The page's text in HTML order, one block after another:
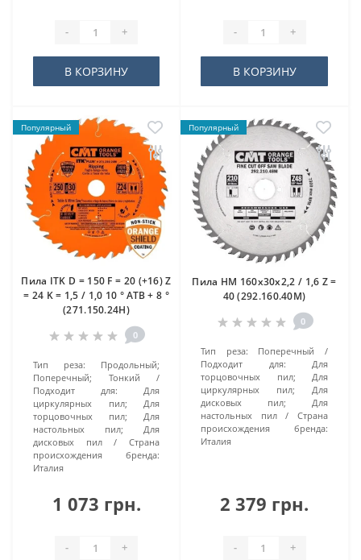
- +
В КОРЗИНУ
- +
В КОРЗИНУ
Популярный
Пила ITK D = 150 F = 20 (+16) Z
= 24 K = 1,5 / 1,0 10 ° ATB + 8 °
(271.150.24H)
0
Тип реза:
Продольный;
Поперечный; Тонкий
Подходит для:
Для
циркулярных пил; Для
торцовочных пил; Для
настольных пил; Для
дисковых пил
Страна
происхождения бренда:
Италия
1 073 грн.
- +
Популярный
Пила HM 160x30x2,2 / 1,6 Z =
40 (292.160.40M)
0
Тип реза:
Поперечный
Подходит для:
Для
торцовочных пил; Для
циркулярных пил; Для
дисковых пил; Для
настольных пил
Страна
происхождения бренда:
Италия
2 379 грн.
- +